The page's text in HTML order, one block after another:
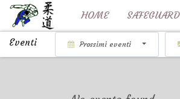
HOME
Eventi Prossimi eventi